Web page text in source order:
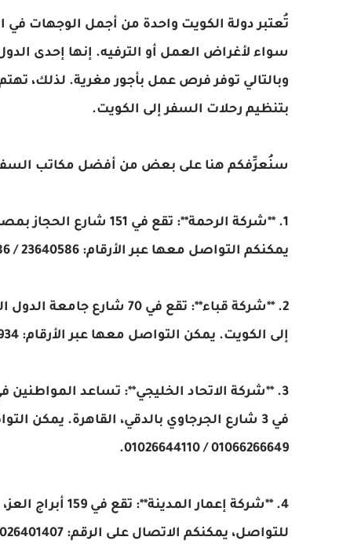
تُعتبر دولة الكويت واحدة من أجمل الوجهات في
سواء لأغراض العمل أو الترفيه. إنها إحدى
وبالتالي توفر فرص عمل بأجور مغرية. لذلك،
بتنظيم رحلات السفر إلى الكويت.
سنُعرِّفكم هنا على بعض من أفضل مكاتب
1. **شركة الرحمة**: تقع
يمكنكم التواصل معها عبر الأرقام: 23640586 / 26370586 / 26390586.
2. **شركة قباء**: تقع في 70
إلى الكويت. يمكن التواصل معها عبر الأرقام: 0237629934 / 0237600222 / 0237629935 / 0237629932.
3. **شركة الاتحاد الخليجي**: تساعد
01066266649 / 01026644110.
4. **شركة إعمار
للتواصل، يمكنكم الاتصال على الرقم: 2026401407.